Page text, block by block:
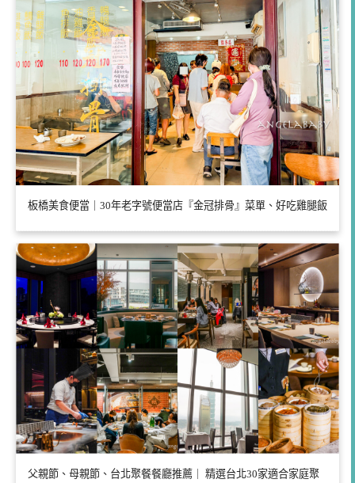
板橋美食便當｜30年老字號便當店『金冠排骨』菜單、好吃雞腿飯
父親節、母親節、台北聚餐餐廳推薦｜ 精選台北30家適合家庭聚